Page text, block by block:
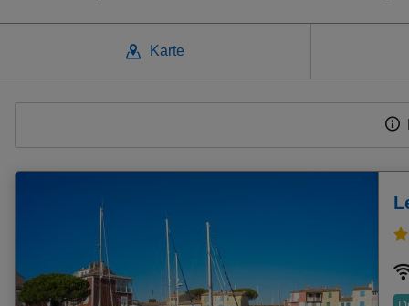
Karte
Pauschalangebot Camp De Mar
Pauschalangebot Roda
Pauschalangebot Agios Georgios Argiradon (San
Pauschalangebot Mellieha Bay
Pauschalangebot Torremolinos
Pauschalangebot Midoun